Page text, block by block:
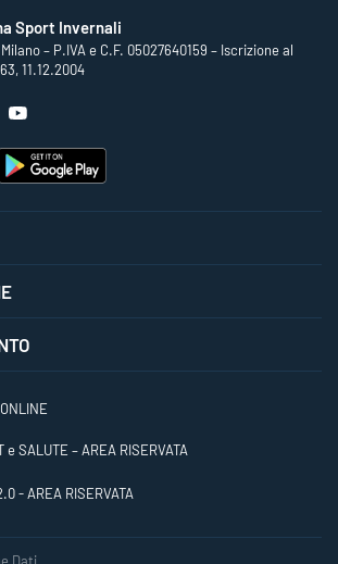
Sport Invernali
– P.IVA e C.F. 05027640159 – Iscrizione al
11.12.2004
e SALUTE – AREA RISERVATA
- AREA RISERVATA